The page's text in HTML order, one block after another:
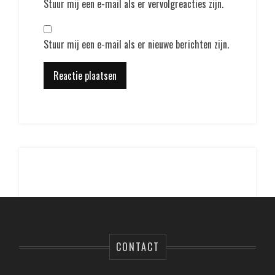
Stuur mij een e-mail als er vervolgreacties zijn.
Stuur mij een e-mail als er nieuwe berichten zijn.
CONTACT